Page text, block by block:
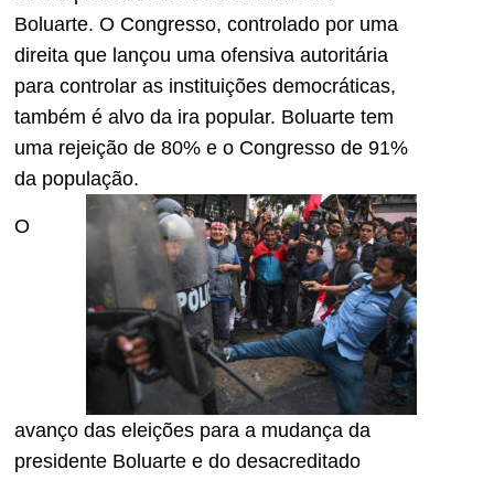
Boluarte. O Congresso, controlado por uma
direita que lançou uma ofensiva autoritária
para controlar as instituições democráticas,
também é alvo da ira popular. Boluarte tem
uma rejeição de 80% e o Congresso de 91%
da população.
O
avanço das eleições para a mudança da
presidente Boluarte e do desacreditado